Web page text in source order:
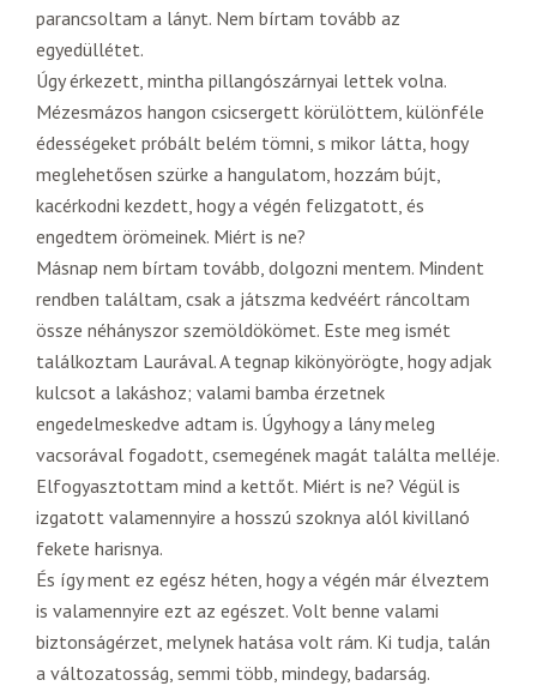
parancsoltam a lányt. Nem bírtam tovább az
egyedüllétet.
Úgy érkezett, mintha pillangószárnyai lettek volna.
Mézesmázos hangon csicsergett körülöttem, különféle
édességeket próbált belém tömni, s mikor látta, hogy
meglehetősen szürke a hangulatom, hozzám bújt,
kacérkodni kezdett, hogy a végén felizgatott, és
engedtem örömeinek. Miért is ne?
Másnap nem bírtam tovább, dolgozni mentem. Mindent
rendben találtam, csak a játszma kedvéért ráncoltam
össze néhányszor szemöldökömet. Este meg ismét
találkoztam Laurával. A tegnap kikönyörögte, hogy adjak
kulcsot a lakáshoz; valami bamba érzetnek
engedelmeskedve adtam is. Úgyhogy a lány meleg
vacsorával fogadott, csemegének magát találta melléje.
Elfogyasztottam mind a kettőt. Miért is ne? Végül is
izgatott valamennyire a hosszú szoknya alól kivillanó
fekete harisnya.
És így ment ez egész héten, hogy a végén már élveztem
is valamennyire ezt az egészet. Volt benne valami
biztonságérzet, melynek hatása volt rám. Ki tudja, talán
a változatosság, semmi több, mindegy, badarság.